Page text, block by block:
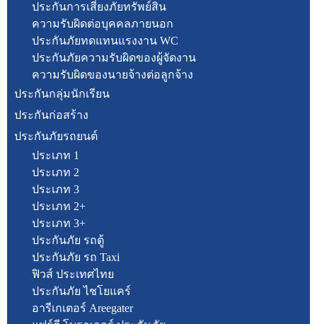
ประกันการเสี่ยงภัยทรัพย์สิน
ความรับผิดต่อบุคคลภายนอก
ประกันภัยทดแทนแรงงาน WC
ประกันภัยความรับผิดของผู้จัดงาน
ความรับผิดของนายจ้างต่อลูกจ้าง
ประกันกลุ่มนักเรียน
ประกันก่อสร้าง
ประกันภัยรถยนต์
ประเภท 1
ประเภท 2
ประเภท 3
ประเภท 2+
ประเภท 3+
ประกันภัย รถตู้
ประกันภัย รถ Taxi
ฟิวส์ ประเทศไทย
ประกันภัย ไชโยแคร์
อารีเกเตอร์ Areegater